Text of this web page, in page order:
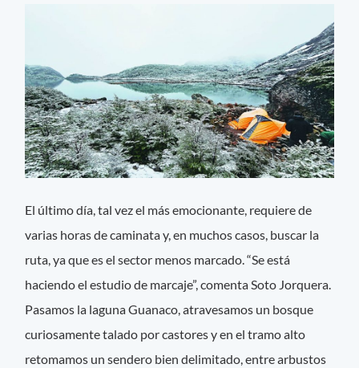
El último día, tal vez el más emocionante, requiere de
varias horas de caminata y, en muchos casos, buscar la
ruta, ya que es el sector menos marcado. “Se está
haciendo el estudio de marcaje”, comenta Soto Jorquera.
Pasamos la laguna Guanaco, atravesamos un bosque
curiosamente talado por castores y en el tramo alto
retomamos un sendero bien delimitado, entre arbustos